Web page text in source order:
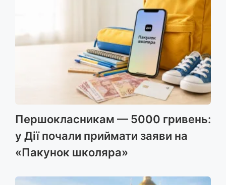
Першокласникам — 5000 гривень:
у Дії почали приймати заяви на
«Пакунок школяра»